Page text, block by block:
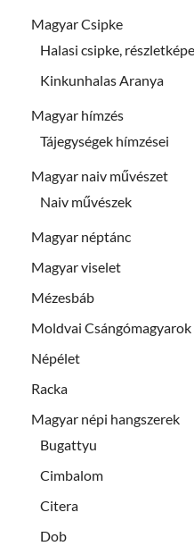
Magyar Csipke
Halasi csipke,
Kinkunhalas Aranya
Magyar hímzés
Tájegységek hímzései
Magyar naiv művészet
Naiv művészek
Magyar néptánc
Magyar viselet
Mézesbáb
Moldvai Csángómagyarok
Népélet
Racka
Magyar népi hangszerek
Bugattyu
Cimbalom
Citera
Dob